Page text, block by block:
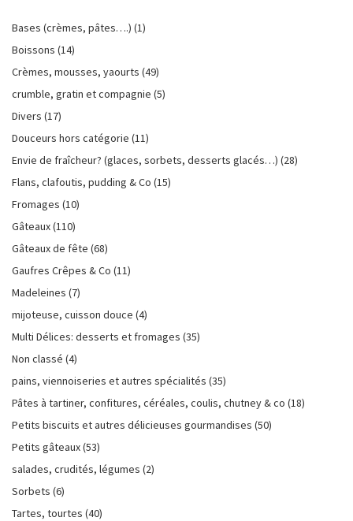
Bases (crèmes, pâtes….) (1)
Boissons (14)
Crèmes, mousses, yaourts (49)
crumble, gratin et compagnie (5)
Divers (17)
Douceurs hors catégorie (11)
Envie de fraîcheur? (glaces, sorbets, desserts glacés…) (28)
Flans, clafoutis, pudding & Co (15)
Fromages (10)
Gâteaux(110)
Gâteaux de fête (68)
Gaufres Crêpes & Co (11)
Madeleines (7)
mijoteuse, cuisson douce (4)
Multi Délices: desserts et fromages (35)
Non classé (4)
pains, viennoiseries et autres spécialités (35)
Pâtes à tartiner, confitures, céréales, coulis, chutney & co (18)
Petits biscuits et autres délicieuses gourmandises (50)
Petits gâteaux(53)
salades, crudités, légumes (2)
Sorbets (6)
Tartes, tourtes (40)